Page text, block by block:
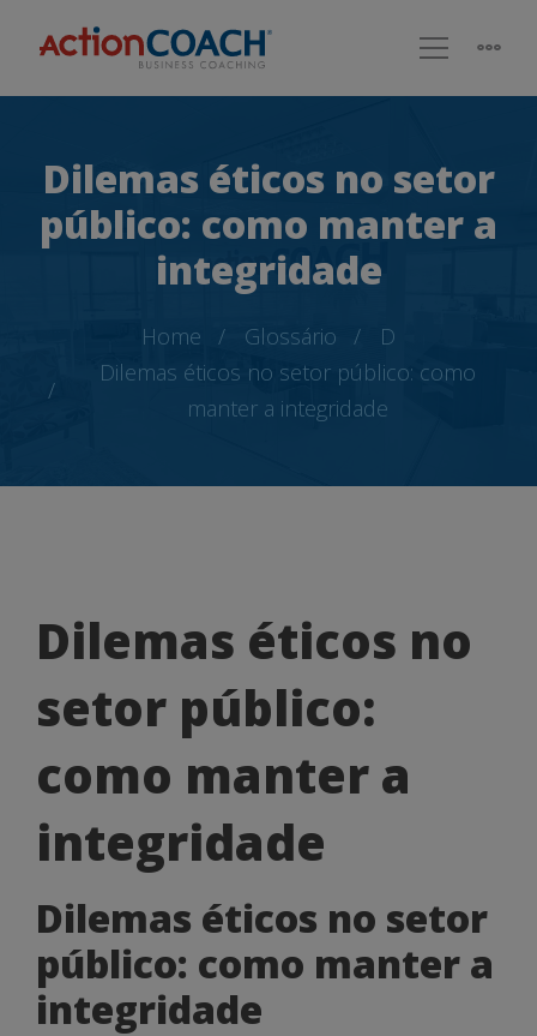
Dilemas éticos no setor
público: como manter a
integridade
Home Glossário
D
Dilemas éticos no setor público: como
manter a integridade
Dilemas
éticos
no
setor
público:
como
manter
a
integridade
Dilemas éticos no
setor público:
como manter a
integridade
Dilemas éticos no setor
público: como manter a
integridade